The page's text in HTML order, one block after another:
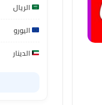
الريال
اليورو
الدينار